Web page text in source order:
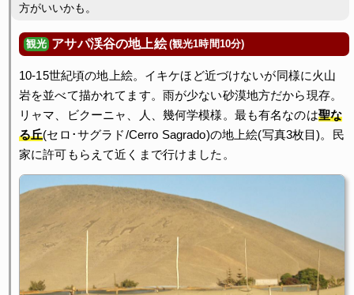
方がいいかも。
観光 アサパ渓谷の地上絵 (観光1時間10分)
10-15世紀頃の地上絵。イキケほど近づけないが同様に火山
岩を並べて描かれてます。雨が少ない砂漠地方だから現存。
リャマ、ビクーニャ、人、幾何学模様。最も有名なのは聖な
る丘(セロ･サグラド/Cerro Sagrado)の地上絵(写真3枚目)。民
家に許可もらえて近くまで行けました。